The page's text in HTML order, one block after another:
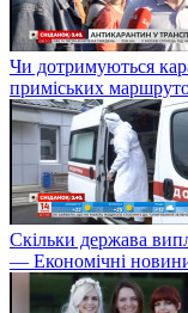
Чи дотримуються
приміських
Скільки держава
— Економічні